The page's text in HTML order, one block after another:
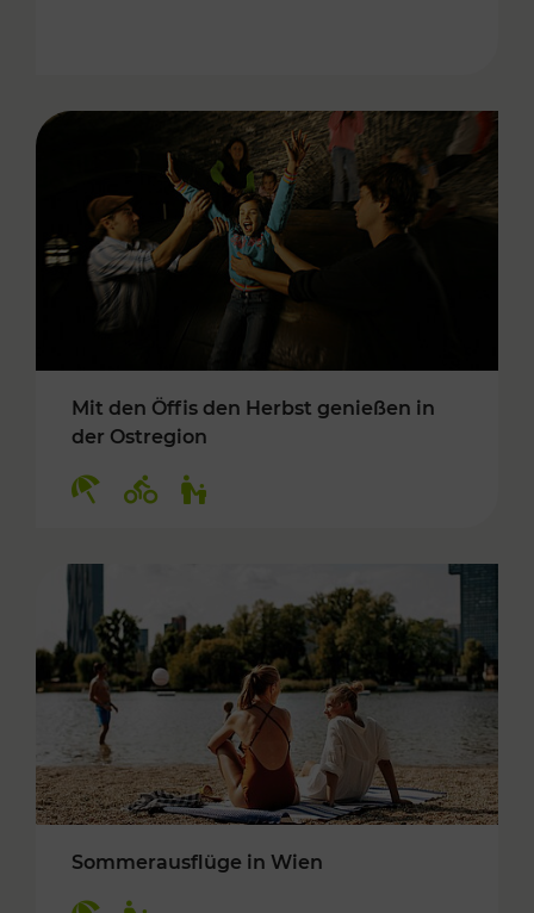
Mit den Öffis den Herbst genießen in
der Ostregion
Sommerausflüge in Wien